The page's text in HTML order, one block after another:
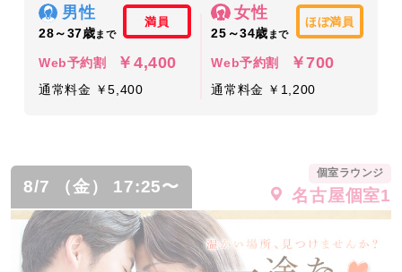
男性
28～37歳まで
満員
Web予約割 ￥4,400
通常料金 ￥5,400
女性
25～34歳 まで
ほぼ満員
Web予約割 ￥700
通常料金 ￥1,200
8/7 （金） 17:25〜
個室ラウンジ
名古屋個室1